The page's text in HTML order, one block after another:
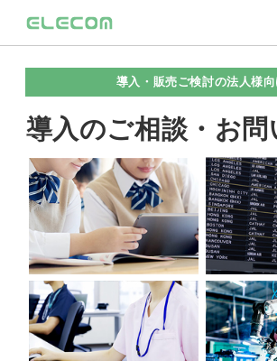
導入・販売ご検討の法人様向
導入のご相談・お問